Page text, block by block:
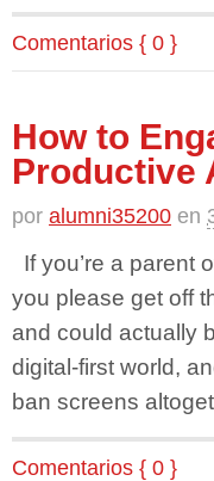
Comentarios { 0 }
How to
Productive
por alumni35200 en
If you’re a parent
you please get off
and could actually
digital-first world,
ban screens
Comentarios { 0 }